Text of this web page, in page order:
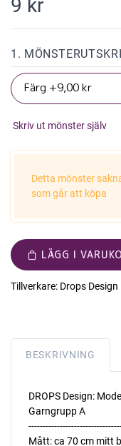
9 kr
1.
Skriv ut mönster själv
Detta mönster
som går att köpa
LÄGG I
Tillverkare: Drops Design
BESKRIVNING
DROPS Design:
Garngrupp A
Mått: ca 70 cm mitt